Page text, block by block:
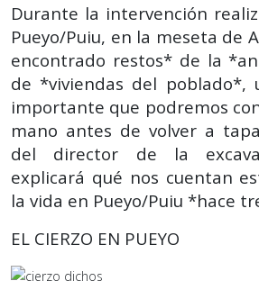
Durante la intervención
Pueyo/Puiu, en la meseta de
encontrado restos* de la
de *viviendas del poblado*,
importante que podremos
mano antes de volver a
del director de la
explicará qué nos cuentan
la vida en Pueyo/Puiu *hace
EL CIERZO EN PUEYO